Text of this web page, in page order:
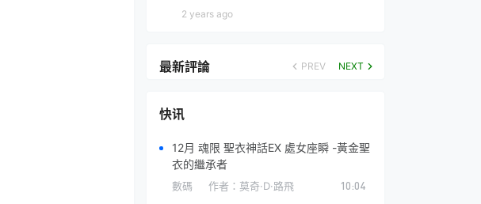
2 years ago
最新評論 PREV NEXT
快讯
12月 魂限 聖衣神話EX 處女座瞬 -黃金聖
衣的繼承者
數碼 作者： 莫奇·D·路飛 10:04